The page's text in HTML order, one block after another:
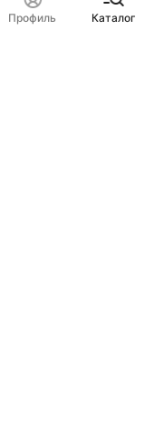
Профиль Каталог